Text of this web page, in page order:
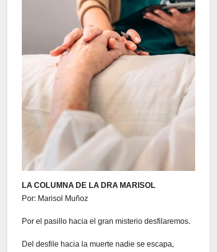
LA COLUMNA DE LA DRA MARISOL
Por: Marisol Muñoz
Por el pasillo hacia el gran misterio desfilaremos.
Del desfile hacia la muerte nadie se escapa,